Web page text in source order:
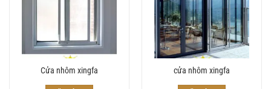
Cửa nhôm xingfa cửa nhôm xingfa